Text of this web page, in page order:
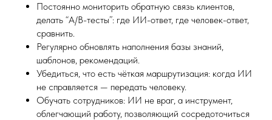
Постоянно мониторить обратную связь клиентов,
делать “A/B-тесты”: где ИИ-ответ, где человек-ответ,
сравнить.
Регулярно обновлять наполнения базы знаний,
шаблонов, рекомендаций.
Убедиться, что есть чёткая маршрутизация: когда ИИ
не справляется — передать человеку.
Обучать сотрудников: ИИ не враг, а инструмент,
облегчающий работу, позволяющий сосредоточиться